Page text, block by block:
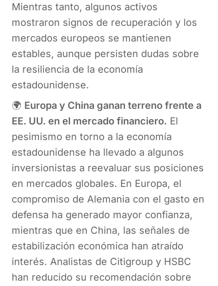
Mientras tanto, algunos activos
mostraron signos de recuperación y los
mercados europeos se mantienen
estables, aunque persisten dudas sobre
la resiliencia de la economía
estadounidense.
🌍 Europa y China ganan terreno frente a
EE. UU. en el mercado financiero. El
pesimismo en torno a la economía
estadounidense ha llevado a algunos
inversionistas a reevaluar sus posiciones
en mercados globales. En Europa, el
compromiso de Alemania con el gasto en
defensa ha generado mayor confianza,
mientras que en China, las señales de
estabilización económica han atraído
interés. Analistas de Citigroup y HSBC
han reducido su recomendación sobre